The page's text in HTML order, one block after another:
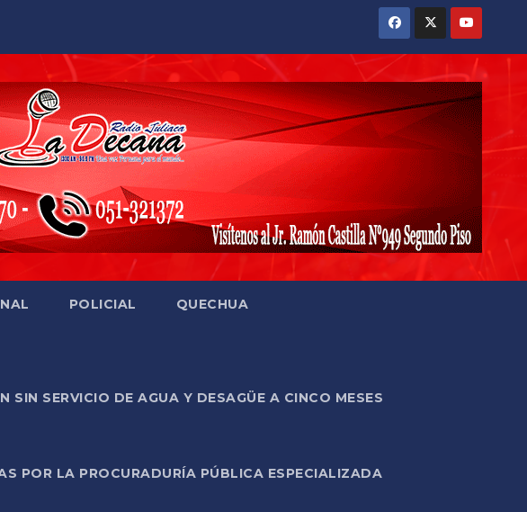
POLICIAL QUECHUA
SERVICIO DE AGUA Y DESAGÜE A CINCO MESES
POR LA PROCURADURÍA PÚBLICA ESPECIALIZADA